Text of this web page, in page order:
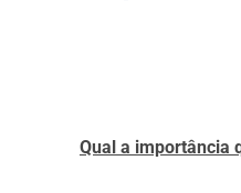
Qual a importância